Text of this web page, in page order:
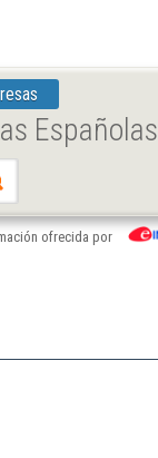
Españolas
ofrecida por